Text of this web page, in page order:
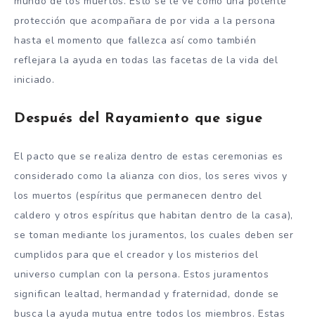
protección que acompañara de por vida a la persona
hasta el momento que fallezca así como también
reflejara la ayuda en todas las facetas de la vida del
iniciado.
Después del Rayamiento que sigue
El pacto que se realiza dentro de estas ceremonias es
considerado como la alianza con dios, los seres vivos y
los muertos (espíritus que permanecen dentro del
caldero y otros espíritus que habitan dentro de la casa),
se toman mediante los juramentos, los cuales deben ser
cumplidos para que el creador y los misterios del
universo cumplan con la persona. Estos juramentos
significan lealtad, hermandad y fraternidad, donde se
busca la ayuda mutua entre todos los miembros. Estas